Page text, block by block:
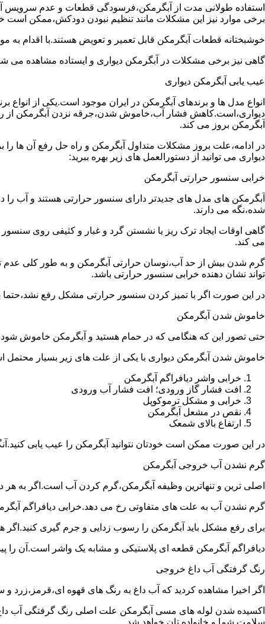
استفاده طولانی مدت از آبگرمکن،فرسودگی قطعات و عدم
برخی موارد نیز این مشکلات مانند تنظیم نبودن دودکش،ممکن است
خوشبختانه قطعات آبگرمکن قابل تعمیر و تعویض هستند.با اقدام
گاهی نیز برخی مشکلات در آبگرمکن دیواری و ایستاده مشاهده
عیب یابی آبگرمکن دیواری
انواع مدل ها و برندهای آبگرمکن در ایران موجود است.یکی از انواع
دیواری،است.کاهش فشار آب،خاموش شدن،جرقه نزدن آبگرمکن از
آبگرمکن بروز می کند.
در ادامه،علت بروز مشکلات متداول آبگرمکن و راه حل رفع آن ها را
دیواری می توانید از دستورالعمل های زیر بهره ببرید:
خرابی سنسور حرارتی آبگرمکن
آبگرمکن های مدل های جدیدتر دارای سنسور حرارتی هستند و آب
شده،نگه می دارند.
گاهی اوقات ایجاد ترک ریز یا نشستن گرد و غبار و کثیفی روی سنسور
می کند.
گرم شدن بیش از حد آب،نوسان حرارتی آبگرمکن و به طور کلی
تواند نشان دهنده خرابی سنسور حرارتی باشد.
در این صورت اگر با تمیز کردن سنسور حرارتی مشکل رفع نشد،حتما
خاموش شدن آبگرمکن
حتی تصور این که هنگامی که در حمام هستید و آبگرمکن خاموش
خاموش شدن آبگرمکن دیواری با یکی از علت های زیر بسیار محتمل
خرابی واشر دیافراگم آبگرمکن
افت فشار گاز ورودی؛ افت فشار آب ورودی
خرابی و مشکل ترموکوپل
نقص در مشعل آبگرمکن
ارتفاع بالای شمعک
در این صورت ممکن است خودتان نتوانید آبگرمکن را عیب یابی
گرم نشدن آب خروجی آبگرمکن
اصلی ترین و تنهاترین وظیفه آبگرمکن،گرم کردن آب است.اگر به هر
گرم نشدن آب به علت های متفاوتی رخ می دهد.خرابی دیافراگم
برای رفع مشکل باید آبگرمکن را رسوب زدایی و جرم گیری
دیافراگم آبگرمکن قطعه ای پلاستیکی و مشابه یک واشر است.آن را
رنگ گرفتگی آب داغ خروجی
اگر اخیرا مشاهده کردید که آب داغ به رنگ های قهوه
اکسیده شدن لوله های مسی آبگرمکن علت اصلی رنگ گرفتگی آب داغ
سلامت شما و خانواده تان خواهد شد.